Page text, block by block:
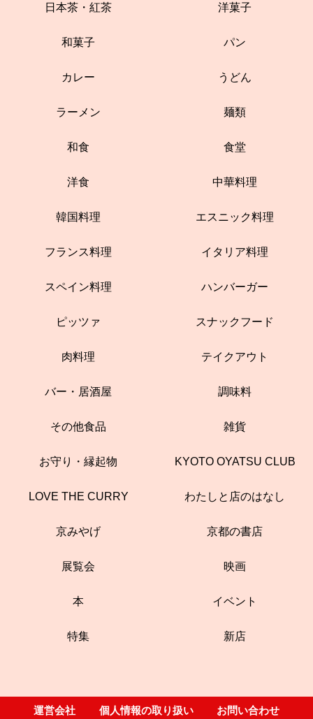
日本茶・紅茶 洋菓子
和菓子 パン
カレー うどん
ラーメン 麺類
和食 食堂
洋食 中華料理
韓国料理 エスニック料理
フランス料理 イタリア料理
スペイン料理 ハンバーガー
ピッツァ スナックフード
肉料理 テイクアウト
バー・居酒屋 調味料
その他食品 雑貨
お守り・縁起物 KYOTO OYATSU CLUB
LOVE THE CURRY わたしと店のはなし
京みやげ 京都の書店
展覧会 映画
本 イベント
特集 新店
運営会社 個人情報の取り扱い お問い合わせ